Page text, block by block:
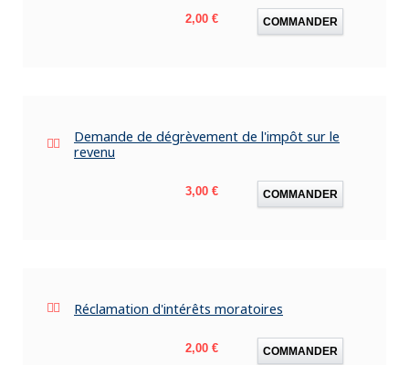
Prix
2,00 € COMMANDER
Demande de dégrèvement de l'impôt sur le
revenu
Prix
3,00 € COMMANDER
Réclamation d'intérêts moratoires
Prix
2,00 € COMMANDER